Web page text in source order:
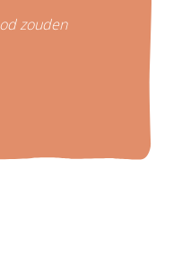
zouden